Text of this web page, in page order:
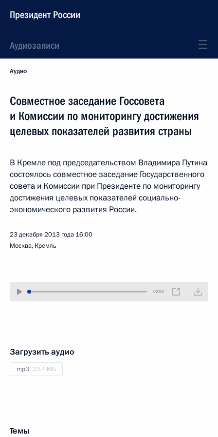
Президент России
Аудиозаписи
Аудио
Совместное заседание Госсовета
и Комиссии по мониторингу достижения
целевых показателей развития страны
В Кремле под председательством Владимира Путина
состоялось совместное заседание Государственного
совета и Комиссии при Президенте по мониторингу
достижения целевых показателей социально-
экономического развития России.
23 декабря 2013 года 16:00
Москва, Кремль
00:00
Загрузить аудио
mp3, 23.4 МБ
Темы